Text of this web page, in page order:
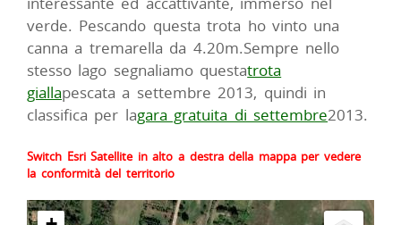
verde. Pescando questa trota ho vinto una
canna a tremarella da 4.20m.Sempre nello
stesso lago segnaliamo questatrota
giallapescata a settembre 2013, quindi in
classifica per lagara gratuita di settembre2013.
Switch Esri Satellite in alto a destra della mappa per vedere
la conformità del territorio